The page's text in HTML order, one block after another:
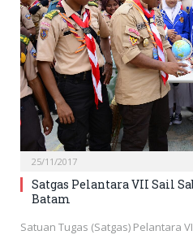
25/11/2017
Satgas Pelantara VII Sail
Batam
Satuan Tugas (Satgas) Pelantara